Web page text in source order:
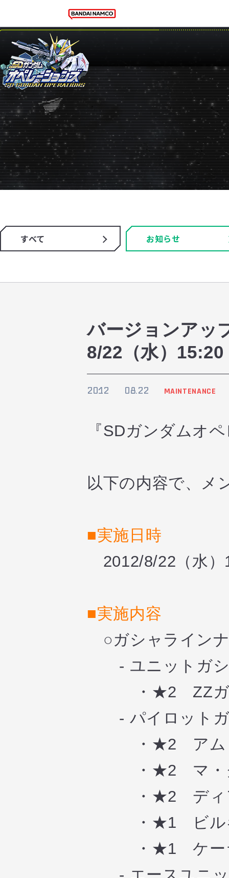
すべて お知らせ
バージョンアッ
8/22（水）15:20
2012 08.22 MAINTENANCE
『SDガンダムオ
以下の内容で、メ
■実施日時
2012/8/22（水）
■実施内容
○ガシャライン
- ユニットガ
・★2 ZZガ
- パイロットガ
・★2 アムロ
・★2 マ・ク
・★2 ディア
・★1 ビルギ
・★1 ケーラ